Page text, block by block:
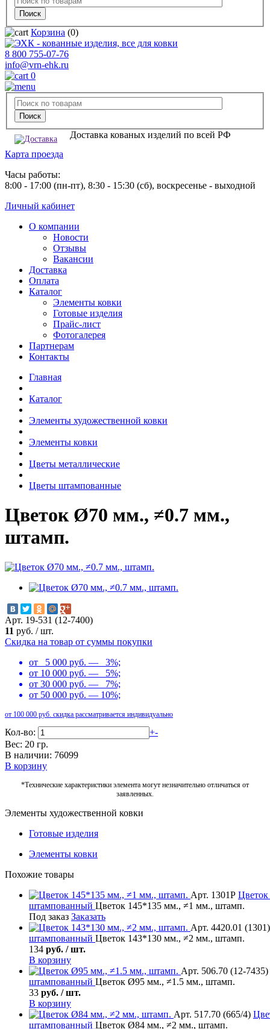
Корзина (0)
8 800 755-07-76
info@vrn-ehk.ru
0
Доставка кованых изделий по всей РФ
Карта проезда
Часы работы:
8:00 - 17:00 (пн-пт), 8:30 - 15:30 (сб), воскресенье - выходной
Личный кабинет
О компании
Новости
Отзывы
Вакансии
Доставка
Оплата
Каталог
Элементы ковки
Готовые изделия
Прайс-лист
Фотогалерея
Партнерам
Контакты
Главная
Каталог
Элементы художественной ковки
Элементы ковки
Цветы металлические
Цветы штампованные
Цветок Ø70 мм., ≠0.7 мм.,
штамп.
Арт. 19-531 (12-7400)
11 руб. /шт.
Скидка на товар от суммы покупки
от 5 000 руб. — 3%;
от 10 000 руб. — 5%;
от 30 000 руб. — 7%;
от 50 000 руб. — 10%;
от 100 000 руб. скидка рассматривается индивидуально
Кол-во: +-
Вес: 20 гр.
В наличии: 76099
В корзину
*Технические характеристики элемента могут незначительно отличаться от
заявленных.
Элементы художественной ковки
Готовые изделия
Элементы ковки
Похожие товары
Арт. 1301Р Цветок
штампованный Цветок 145*135 мм., ≠1 мм., штамп.
Под заказ Заказать
Арт. 4420.01 (1301)
штампованный Цветок 143*130 мм., ≠2 мм., штамп.
134 руб. / шт.
В корзину
Арт. 506.70 (12-7435)
штампованный Цветок Ø95 мм., ≠1.5 мм., штамп.
33 руб. / шт.
В корзину
Арт. 517.70 (665/4)
штампованный Цветок Ø84 мм., ≠2 мм., штамп.